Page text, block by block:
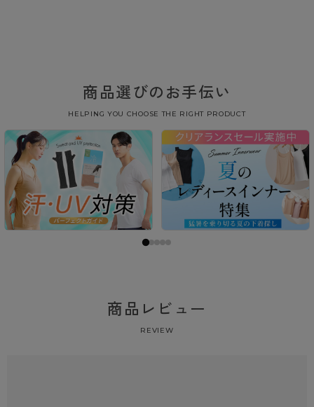
商品選びのお手伝い
HELPING YOU CHOOSE THE RIGHT PRODUCT
商品レビュー
REVIEW